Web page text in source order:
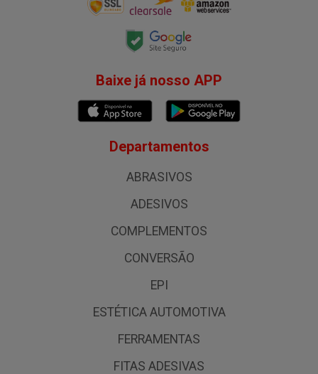
Baixe já nosso APP
Departamentos
ABRASIVOS
ADESIVOS
COMPLEMENTOS
CONVERSÃO
EPI
ESTÉTICA AUTOMOTIVA
FERRAMENTAS
FITAS ADESIVAS